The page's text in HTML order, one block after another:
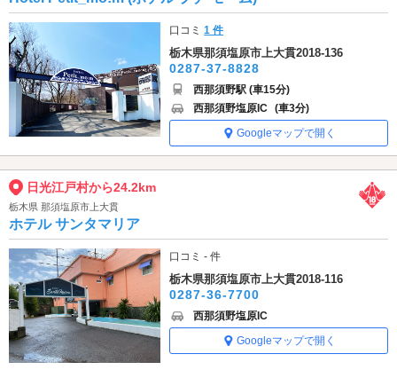
口コミ1 件
栃木県那須塩原市上大貫2018-136
0287-37-8828
西那須野駅 (車15分)
西那須野塩原IC (車3分)
Googleマップで開く
日光江戸村から24.2km
栃木県 那須塩原市上大貫
ホテル サンタマリア
口コミ - 件
栃木県那須塩原市上大貫2018-116
0287-36-7700
西那須野塩原IC
Googleマップで開く